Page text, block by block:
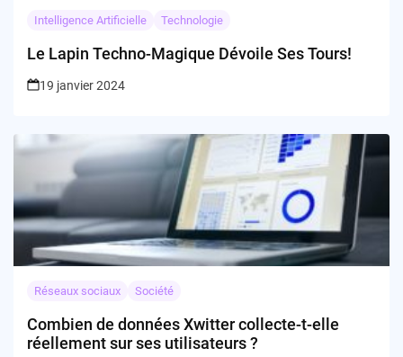
Intelligence Artificielle Technologie
Le Lapin Techno-Magique Dévoile Ses Tours!
19 janvier 2024
Réseaux sociaux Société
Combien de données Xwitter collecte-t-elle
réellement sur ses utilisateurs ?